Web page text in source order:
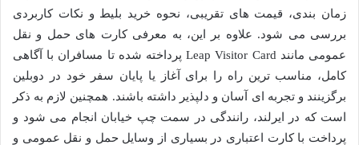
زمان بندی، قیمت های تقریبی، نحوه خرید بلیط و نکات کاربردی
بررسی می شود. علاوه بر این، به معرفی کارت های حمل و نقل
عمومی مانند Leap Visitor Card پرداخته شده تا مسافران با آگاهی
کامل، مناسب ترین راه را برای آغاز یا پایان سفر خود در دوبلین
برگزینند و تجربه ای آسان و دلپذیر داشته باشند. همچنین لازم به ذکر
است که در ایرلند، رانندگی در سمت چپ خیابان انجام می شود و
پرداخت با کارت اعتباری در بسیاری از وسایل حمل و نقل عمومی و